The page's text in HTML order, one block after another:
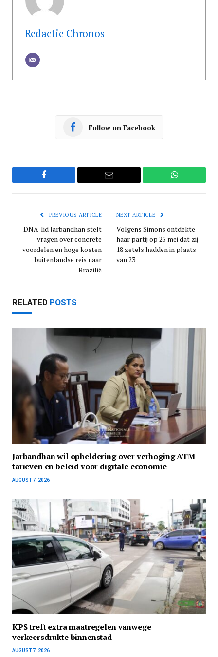
Redactie Chronos
Follow on Facebook
Facebook Email WhatsApp
PREVIOUS ARTICLE
DNA-lid Jarbandhan stelt
vragen over concrete
voordelen en hoge kosten
buitenlandse reis naar
Brazilië
NEXT ARTICLE
Volgens Simons ontdekte
haar partij op 25 mei dat zij
18 zetels hadden in plaats
van 23
RELATED POSTS
Jarbandhan wil opheldering over verhoging ATM-
tarieven en beleid voor digitale economie
AUGUST 7, 2026
KPS treft extra maatregelen vanwege
verkeersdrukte binnenstad
AUGUST 7, 2026